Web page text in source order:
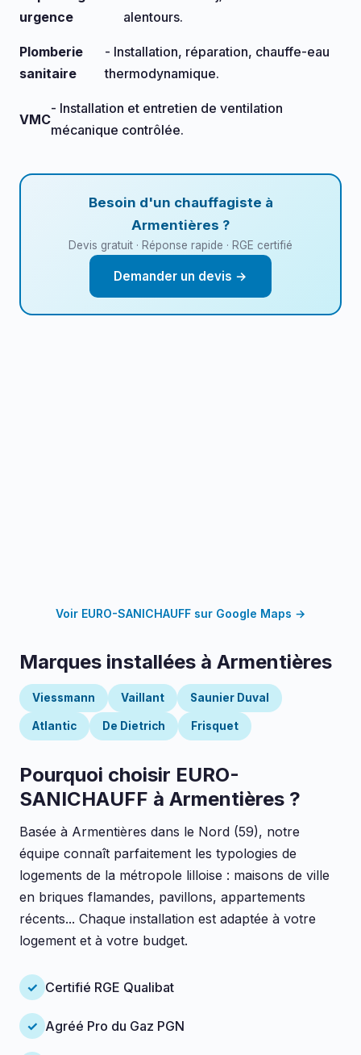
urgence
alentours.
Plomberie
sanitaire
- Installation, réparation, chauffe-eau
thermodynamique.
VMC
- Installation et entretien de ventilation
mécanique contrôlée.
Besoin d'un chauffagiste à
Armentières ?
Devis gratuit · Réponse rapide · RGE certifié
Demander un devis →
Voir EURO-SANICHAUFF sur Google Maps →
Marques installées à Armentières
Viessmann Vaillant Saunier Duval
Atlantic De Dietrich Frisquet
Pourquoi choisir EURO-
SANICHAUFF à Armentières ?
Basée à Armentières dans le Nord (59), notre
équipe connaît parfaitement les typologies de
logements de la métropole lilloise : maisons de ville
en briques flamandes, pavillons, appartements
récents... Chaque installation est adaptée à votre
logement et à votre budget.
✓ Certifié RGE Qualibat
✓ Agréé Pro du Gaz PGN